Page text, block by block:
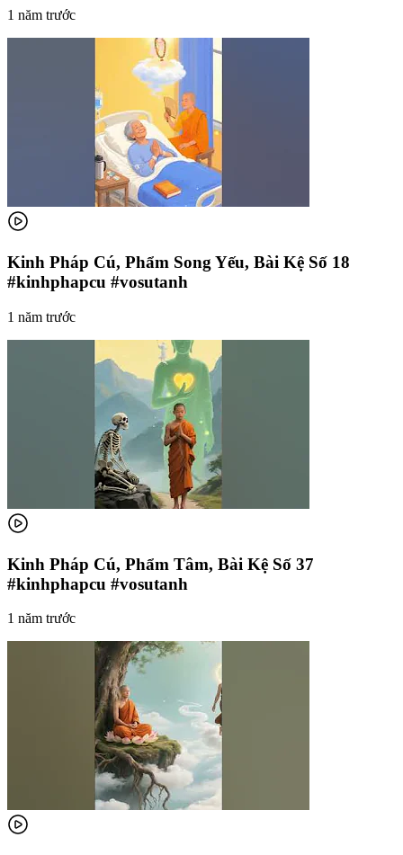
1 năm trước
Kinh Pháp Cú, Phẩm Song Yếu, Bài Kệ Số 18
#kinhphapcu #vosutanh
1 năm trước
Kinh Pháp Cú, Phẩm Tâm, Bài Kệ Số 37
#kinhphapcu #vosutanh
1 năm trước